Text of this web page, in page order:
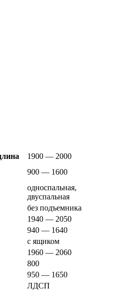
1900 — 2000
900 — 1600
односпальная,
двуспальная
без подъемника
1940 — 2050
940 — 1640
с ящиком
1960 — 2060
800
950 — 1650
ЛДСП